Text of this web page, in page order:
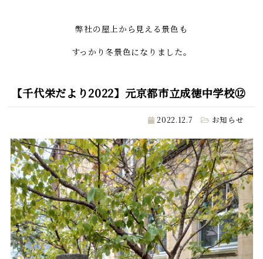
弊社の屋上から見える景色も
すっかり冬景色になりました。
【千代栄だより2022】元京都市立成徳中学校⑫
2022.12.7 お知らせ